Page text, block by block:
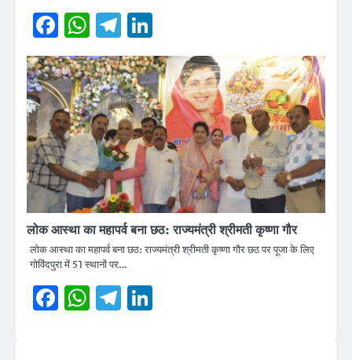
Facebook
WhatsApp
Telegram
लोक आस्था का महापर्व बना छठ: राज्यमंत्री श्रीमती कृष्णा गौर
लोक आस्था का महापर्व बना छठ: राज्यमंत्री श्रीमती कृष्णा गौर छठ पर पूजा के लिए
गोविंदपुरा में 51 स्थानों पर…
Facebook
WhatsApp
Telegram